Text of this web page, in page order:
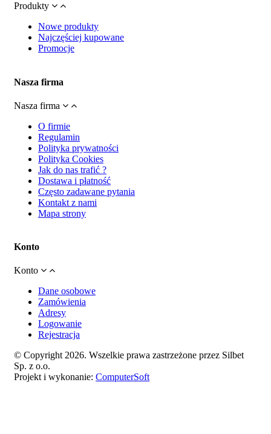
Produkty
Nowe produkty
Najczęściej kupowane
Promocje
Nasza firma
Nasza firma
O firmie
Regulamin
Polityka prywatności
Polityka Cookies
Jak do nas trafić ?
Dostawa i płatność
Często zadawane pytania
Kontakt z nami
Mapa strony
Konto
Konto
Dane osobowe
Zamówienia
Adresy
Logowanie
Rejestracja
© Copyright 2026. Wszelkie prawa zastrzeżone przez Silbet
Sp. z o.o.
Projekt i wykonanie: ComputerSoft